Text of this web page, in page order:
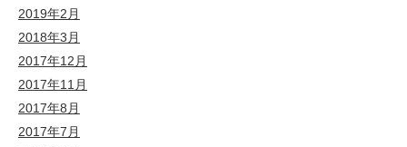
2019年2月
2018年3月
2017年12月
2017年11月
2017年8月
2017年7月